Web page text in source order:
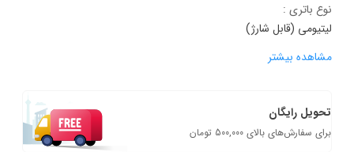
نوع باتری :
لیتیومی (قابل شارژ)
مشاهده بیشتر
تحویل رایگان
برای سفارش‌های بالای 500,000 تومان